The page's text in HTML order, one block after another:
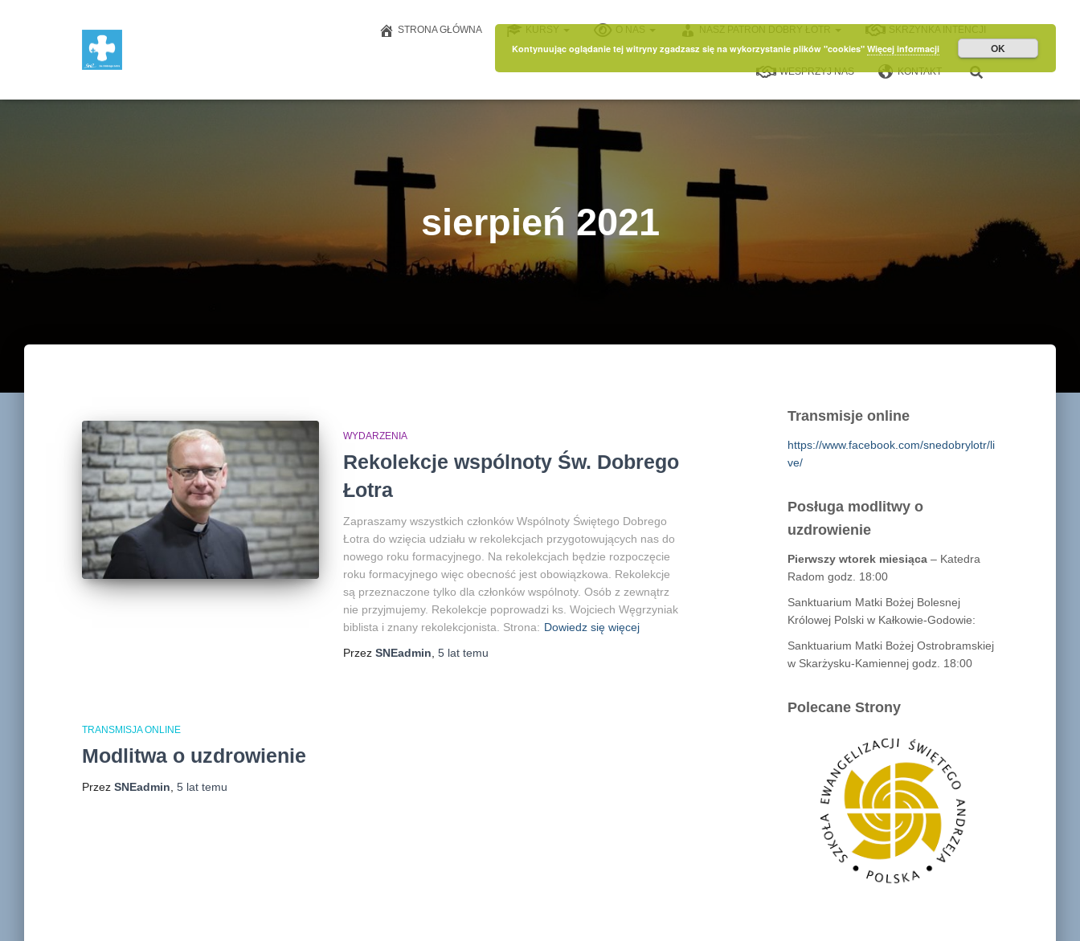
STRONA GŁÓWNA KURSY O NAS NASZ PATRON DOBRY ŁOTR SKRZYNKA INTENCJI
WESPRZYJ NAS KONTAKT
sierpień 2021
WYDARZENIA
Rekolekcje wspólnoty Św. Dobrego
Łotra
Zapraszamy wszystkich członków Wspólnoty Świętego Dobrego
Łotra do wzięcia udziału w rekolekcjach przygotowujących nas do
nowego roku formacyjnego. Na rekolekcjach będzie rozpoczęcie
roku formacyjnego więc obecność jest obowiązkowa. Rekolekcje
są przeznaczone tylko dla członków wspólnoty. Osób z zewnątrz
nie przyjmujemy. Rekolekcje poprowadzi ks. Wojciech Węgrzyniak
biblista i znany rekolekcjonista. Strona: Dowiedz się więcej
Przez SNEadmin 5 lat temu
TRANSMISJA ONLINE
Modlitwa o uzdrowienie
Przez SNEadmin 5 lat temu
Transmisje online
https://www.facebook.com/snedobrylotr/li
ve/
Posługa modlitwy o
uzdrowienie
Pierwszy wtorek miesiąca– Katedra
Radom godz. 18:00
Sanktuarium Matki Bożej Bolesnej
Królowej Polski w Kałkowie-Godowie:
Sanktuarium Matki Bożej Ostrobramskiej
w Skarżysku-Kamiennej godz. 18:00
Polecane Strony
Kontynuując oglądanie tej witryny zgadzasz się na wykorzystanie plików "cookies" Więcej informacji OK